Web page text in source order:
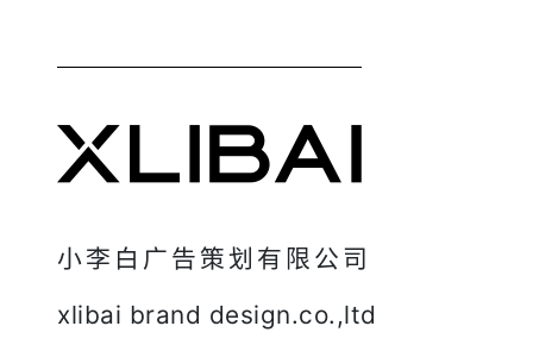
小李白广告策划有限公司
xlibai brand design.co.,ltd